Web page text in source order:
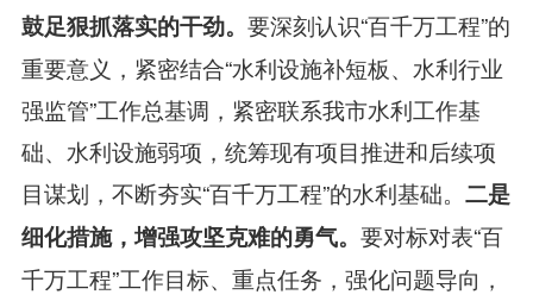
鼓足狠抓落实的干劲。 要深刻认识“百千万工程”的
重要意义，紧密结合“水利设施补短板、水利行业
强监管”工作总基调，紧密联系我市水利工作基
础、水利设施弱项，统筹现有项目推进和后续项
目谋划，不断夯实“百千万工程”的水利基础。 二是
细化措施，增强攻坚克难的勇气。 要对标对表“百
千万工程”工作目标、重点任务，强化问题导向，